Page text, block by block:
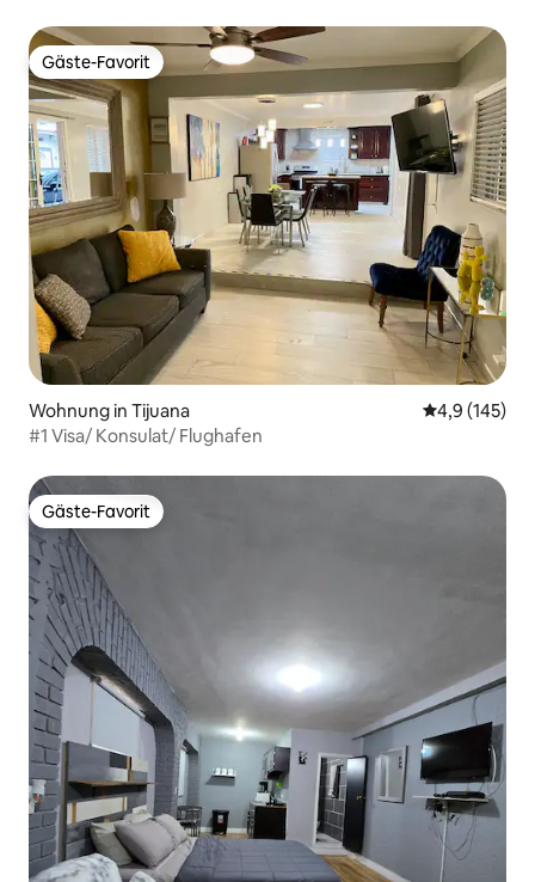
Gäste-Favorit
Gäste-Favorit
Wohnung in Tijuana
4,9 (145)
#1 Visa/ Konsulat/ Flughafen
Gäste-Favorit
Gäste-Favorit